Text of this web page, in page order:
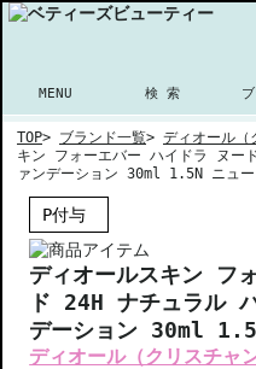
MENU 検 索
TOP> ブランド一覧> ディオール（
キン フォーエバー ハイドラ ヌー
ァンデーション 30ml 1.5N ニュー
P付与
ディオールスキン フ
ド 24H ナチュラル
デーション 30ml
ディオール（クリスチャ